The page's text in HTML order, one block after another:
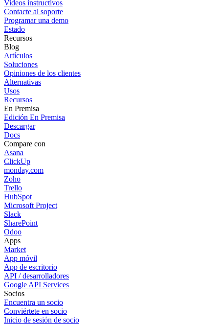
Videos instructivos
Contacte al soporte
Programar una demo
Estado
Recursos
Blog
Artículos
Soluciones
Opiniones de los clientes
Alternativas
Usos
Recursos
En Premisa
Edición En Premisa
Descargar
Docs
Compare con
Asana
ClickUp
monday.com
Zoho
Trello
HubSpot
Microsoft Project
Slack
SharePoint
Odoo
Apps
Market
App móvil
App de escritorio
API / desarrolladores
Google API Services
Socios
Encuentra un socio
Conviértete en socio
Inicio de sesión de socio